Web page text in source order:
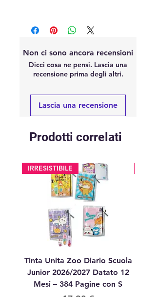
Non ci sono ancora recensioni
Dicci cosa ne pensi. Lascia una
recensione prima degli altri.
Lascia una recensione
Prodotti correlati
IRRESISTIBILE
Tinta Unita Zoo Diario Scuola
Junior 2026/2027 Datato 12
Mesi – 384 Pagine con S